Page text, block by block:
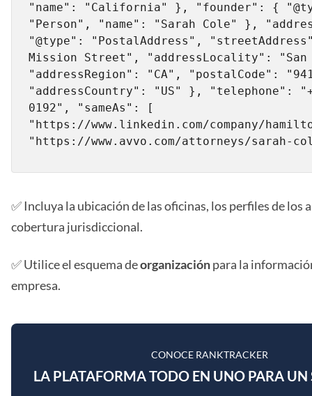
"name": "California" }, "founder": {
"Person", "name": "Sarah Cole" },
"@type": "PostalAddress",
Mission Street", "addressLocality": "San
"addressRegion": "CA", "postalCode":
"addressCountry": "US" }, "telephone":
0192", "sameAs": [
"https://www.linkedin.com/company/
"https://www.avvo.com/attorneys/sarah-
✅ Incluya la ubicación de las oficinas, los perfiles de los
cobertura jurisdiccional.
✅ Utilice el esquema deorganizaciónpara la
empresa.
CONOCE RANKTRACKER
LA PLATAFORMA TODO EN UNO PARA UN